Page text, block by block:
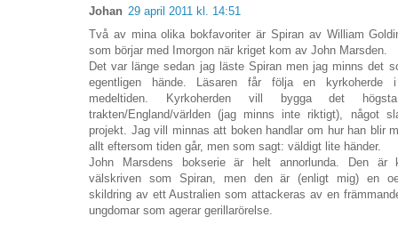
Johan 29 april 2011 kl. 14:51
Två av mina olika bokfavoriter är Spiran av William
som börjar med Imorgon när kriget kom av John Marsden.
Det var länge sedan jag läste Spiran men jag minns det
egentligen hände. Läsaren får följa en kyrkoherde
medeltiden. Kyrkoherden vill bygga det
trakten/England/världen (jag minns inte riktigt), något
projekt. Jag vill minnas att boken handlar om hur han blir
allt eftersom tiden går, men som sagt: väldigt lite händer.
John Marsdens bokserie är helt annorlunda. Den är
välskriven som Spiran, men den är (enligt mig) en
skildring av ett Australien som attackeras av en
ungdomar som agerar gerillarörelse.